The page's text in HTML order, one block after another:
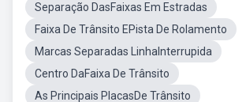
Separação DasFaixas Em Estradas
Faixa De Trânsito EPista De Rolamento
Marcas Separadas LinhaInterrupida
Centro DaFaixa De Trânsito
As Principais PlacasDe Trânsito